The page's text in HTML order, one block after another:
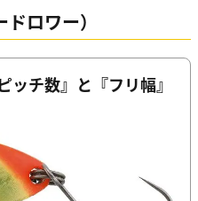
ロワー）
ッチ数』と『フリ幅』